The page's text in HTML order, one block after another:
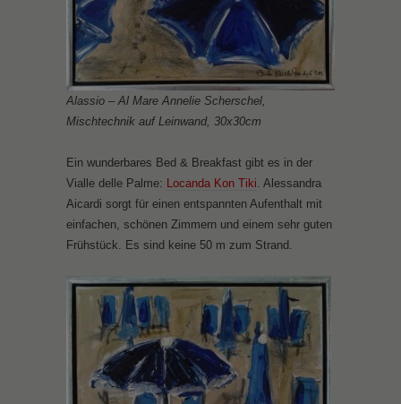
Alassio – Al Mare Annelie Scherschel,
Mischtechnik auf Leinwand, 30x30cm
Ein wunderbares Bed & Breakfast gibt es in der
Vialle delle Palme: Locanda Kon Tiki . Alessandra
Aicardi sorgt für einen entspannten Aufenthalt mit
einfachen, schönen Zimmern und einem sehr guten
Frühstück. Es sind keine 50 m zum Strand.